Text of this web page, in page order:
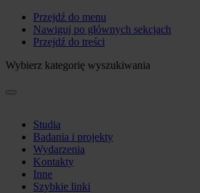
Przejdź do menu
Nawiguj po głównych sekcjach
Przejdź do treści
Wybierz kategorię wyszukiwania
Studia
Badania i projekty
Wydarzenia
Kontakty
Inne
Szybkie linki